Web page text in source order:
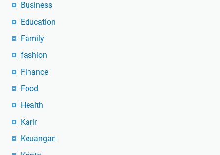
Business
Education
Family
fashion
Finance
Food
Health
Karir
Keuangan